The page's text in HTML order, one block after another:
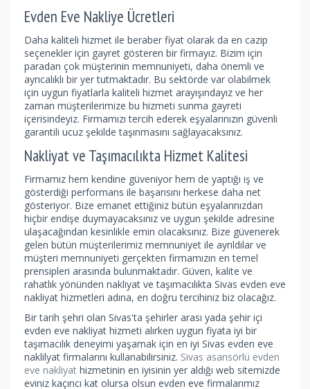
Evden Eve Nakliye Ücretleri
Daha kaliteli hizmet ile beraber fiyat olarak da en cazip
seçenekler için gayret gösteren bir firmayız. Bizim için
paradan çok müşterinin memnuniyeti, daha önemli ve
ayrıcalıklı bir yer tutmaktadır. Bu sektörde var olabilmek
için uygun fiyatlarla kaliteli hizmet arayışındayız ve her
zaman müşterilerimize bu hizmeti sunma gayreti
içerisindeyiz. Firmamızı tercih ederek eşyalarınızın güvenli
garantili ucuz şekilde taşınmasını sağlayacaksınız.
Nakliyat ve Taşımacılıkta Hizmet Kalitesi
Firmamız hem kendine güveniyor hem de yaptığı iş ve
gösterdiği performans ile başarısını herkese daha net
gösteriyor. Bize emanet ettiğiniz bütün eşyalarınızdan
hiçbir endişe duymayacaksınız ve uygun şekilde adresine
ulaşacağından kesinlikle emin olacaksınız. Bize güvenerek
gelen bütün müşterilerimiz memnuniyet ile ayrıldılar ve
müşteri memnuniyeti gerçekten firmamızın en temel
prensipleri arasında bulunmaktadır. Güven, kalite ve
rahatlık yönünden nakliyat ve taşımacılıkta Sivas evden eve
nakliyat hizmetleri adına, en doğru tercihiniz biz olacağız.
Bir tarih şehri olan Sivas'ta şehirler arası yada şehir içi
evden eve nakliyat hizmeti alırken uygun fiyata iyi bir
taşımacılık deneyimi yaşamak için en iyi Sivas evden eve
naklilyat firmalarını kullanabilirsiniz. Sivas asansörlü evden
eve nakliyat hizmetinin en iyisinin yer aldığı web sitemizde
eviniz kaçıncı kat olursa olsun evden eve firmalarımız